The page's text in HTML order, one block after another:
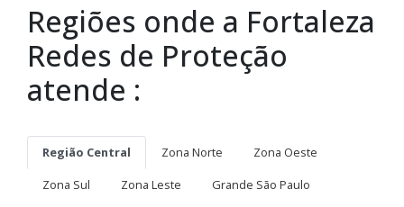
Regiões onde a Fortaleza
Redes de Proteção
atende :
Região Central Zona Norte
Zona Oeste
Zona Sul
Zona Leste
Grande São Paulo